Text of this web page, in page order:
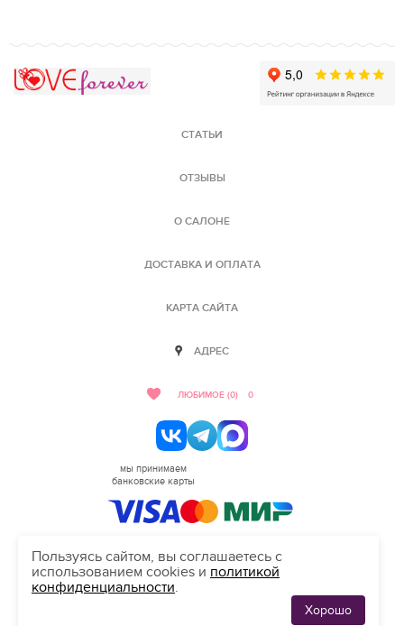
СТАТЬИ
ОТЗЫВЫ
О САЛОНЕ
ДОСТАВКА И ОПЛАТА
КАРТА САЙТА
АДРЕС
ЛЮБИМОЕ (0) 0
мы принимаем
банковские карты
HELLO@SALON-LOVE.RU
Пользуясь сайтом, вы соглашаетесь с
использованием cookies и политикой
конфиденциальности.
Хорошо